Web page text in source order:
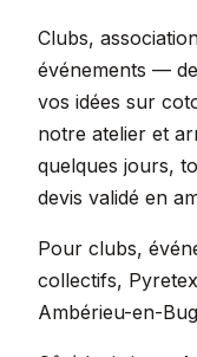
Clubs,
événements —
vos idées sur
notre atelier et
quelques jours,
devis validé en
Pour clubs,
collectifs,
Ambérieu-en-